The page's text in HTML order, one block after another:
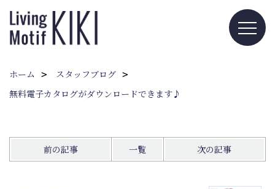
ホーム
スタッフブログ
無料電子カタログがダウンロードできます♪
前の記事 一覧 次の記事